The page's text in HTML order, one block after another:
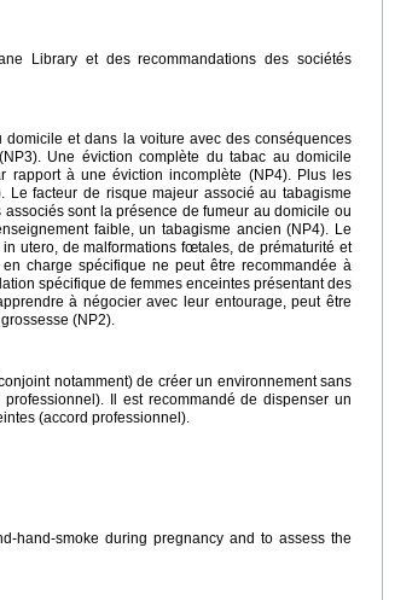
Library et des recommandations des sociétés
domicile et dans la voiture avec des conséquences
Une éviction complète du tabac au domicile
rapport à une éviction incomplète (NP4). Plus les
Le facteur de risque majeur associé au tabagisme
sont la présence de fumeur au domicile ou
faible, un tabagisme ancien (NP4). Le
utero, de malformations fœtales, de prématurité et
charge spécifique ne peut être recommandée à
spécifique de femmes enceintes présentant des
à négocier avec leur entourage, peut être
(NP2).
notamment) de créer un environnement sans
Il est recommandé de dispenser un
(accord professionnel).
hand-smoke during pregnancy and to assess the